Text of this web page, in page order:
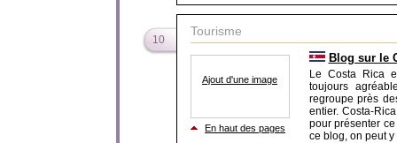
10
Tourisme
Ajout d'une image
En haut des pages
Blog sur le
Le Costa Rica
toujours
regroupe près
entier. Costa-
pour présenter
ce blog, on peut